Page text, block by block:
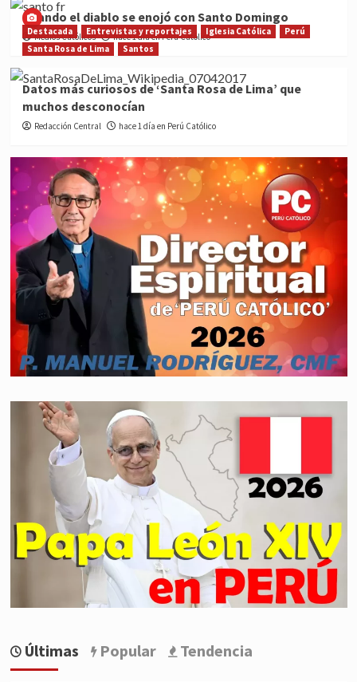
Cuando el diablo se enojó con Santo Domingo
Medios Católicos hace 1 día en Perú Católico
Destacada Entrevistas y reportajes Iglesia Católica
Perú
Santa Rosa de Lima
Santos
Datos más curiosos de ‘Santa Rosa de Lima’ que
muchos desconocían
Redacción Central hace 1 día en Perú Católico
Últimas Popular Tendencia